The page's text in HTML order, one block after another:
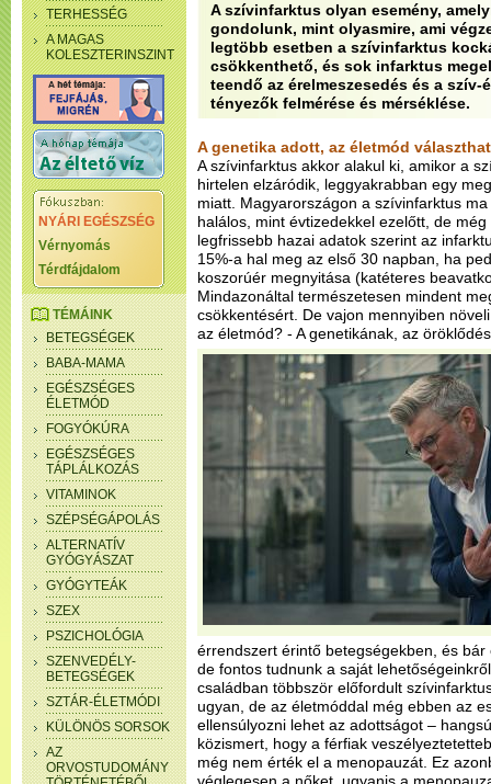
TERHESSÉG
A MAGAS
KOLESZTERINSZINT
NYÁRI EGÉSZSÉG
Vérnyomás
Térdfájdalom
TÉMÁINK
BETEGSÉGEK
BABA-MAMA
EGÉSZSÉGES
ÉLETMÓD
FOGYÓKÚRA
EGÉSZSÉGES
TÁPLÁLKOZÁS
VITAMINOK
SZÉPSÉGÁPOLÁS
ALTERNATÍV
GYÓGYÁSZAT
GYÓGYTEÁK
SZEX
PSZICHOLÓGIA
SZENVEDÉLY-
BETEGSÉGEK
SZTÁR-ÉLETMÓDI
KÜLÖNÖS SORSOK
AZ
ORVOSTUDOMÁNY
A szívinfarktus olyan esemény,
gondolunk, mint olyasmire, ami
legtöbb esetben a szívinfarktus
csökkenthető, és sok infarktus
teendő az érelmeszesedés és a szív-
tényezők felmérése és mérséklése.
A genetika adott, az életmód
A szívinfarktus akkor alakul ki, amikor a
hirtelen elzáródik, leggyakrabban egy
miatt. Magyarországon a szívinfarktus
halálos, mint évtizedekkel ezelőtt, de
legfrissebb hazai adatok szerint az
15%-a hal meg az első 30 napban, ha
koszorúér megnyitása (katéteres
Mindazonáltal természetesen mindent
csökkentésért. De vajon mennyiben
az életmód? - A genetikának, az
érrendszert érintő betegségekben, és
de fontos tudnunk a saját
családban többször előfordult
ugyan, de az életmóddal még ebben az
ellensúlyozni lehet az adottságot –
közismert, hogy a férfiak
még nem érték el a menopauzát. Ez